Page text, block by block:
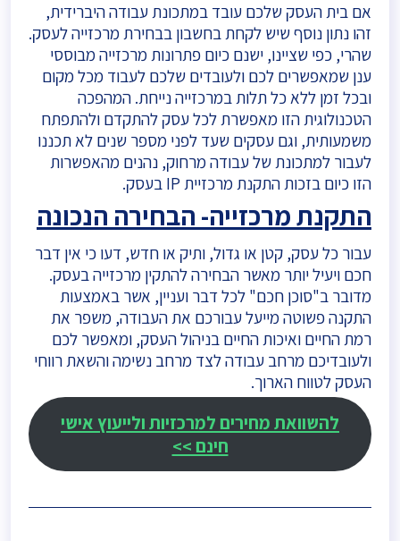
אם בית העסק שלכם עובד במתכונת עבודה היברידית,
זהו נתון נוסף שיש לקחת בחשבון בבחירת מרכזייה לעסק.
שהרי, כפי שציינו, ישנם כיום פתרונות מרכזייה מבוססי
ענן שמאפשרים לכם ולעובדים שלכם לעבוד מכל מקום
ובכל זמן ללא כל תלות במרכזייה נייחת. המהפכה
הטכנולוגית הזו מאפשרת לכל עסק להתקדם ולהתפתח
משמעותית, וגם עסקים שעד לפני מספר שנים לא תכננו
לעבור למתכונת של עבודה מרחוק, נהנים מהאפשרות
הזו כיום בזכות התקנת מרכזיית IP בעסק.
התקנת מרכזייה- הבחירה הנכונה
עבור כל עסק, קטן או גדול, ותיק או חדש, דעו כי אין דבר
חכם ויעיל יותר מאשר הבחירה להתקין מרכזייה בעסק.
מדובר ב"סוכן חכם" לכל דבר ועניין, אשר באמצעות
התקנה פשוטה מייעל עבורכם את העבודה, משפר את
רמת החיים ואיכות החיים בניהול העסק, ומאפשר לכם
ולעובדיכם מרחב עבודה לצד מרחב נשימה והשאת רווחי
העסק לטווח הארוך.
להשוואת מחירים למרכזיות ולייעוץ אישי
חינם >>